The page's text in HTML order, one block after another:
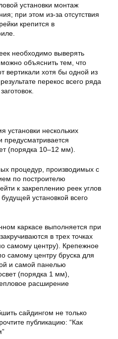
установки монтаж
при этом из-за отсутствия
крепится в
необходимо выверять
можно объяснить тем, что
вертикали хотя бы одной из
перекос всего ряда
установки нескольких
предусматривается
(порядка 10–12 мм).
процедур, производимых с
по построителю
к закреплению реек углов
установкой всего
каркасе выполняется при
в трех точках
самому центру). Крепежное
самому центру бруска для
и самой панелью
(порядка 1 мм),
расширение
сайдингом не только
публикацию: “Как